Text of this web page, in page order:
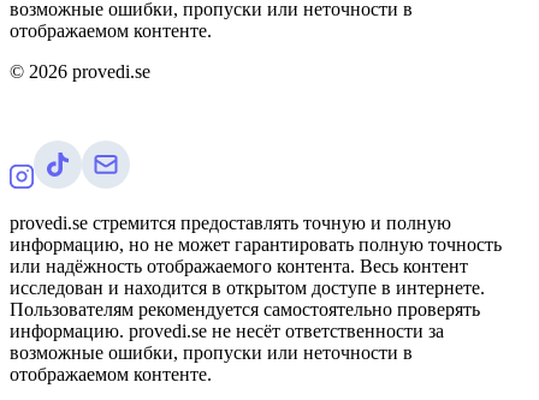
возможные ошибки, пропуски или неточности в
отображаемом контенте.
© 2026 provedi.se
provedi.se стремится предоставлять точную и полную
информацию, но не может гарантировать полную точность
или надёжность отображаемого контента. Весь контент
исследован и находится в открытом доступе в интернете.
Пользователям рекомендуется самостоятельно проверять
информацию. provedi.se не несёт ответственности за
возможные ошибки, пропуски или неточности в
отображаемом контенте.